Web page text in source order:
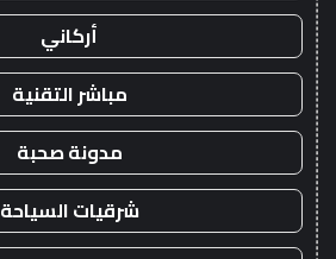
أركاني
مباشر التقنية
مدونة صحبة
شرقيات السياحة